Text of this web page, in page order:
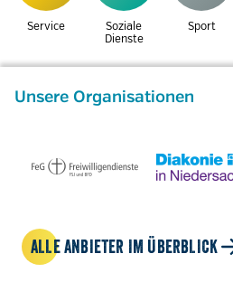
Service
Soziale
Dienste
Sport
Unsere Organisationen
ALLE ANBIETER IM ÜBERBLICK